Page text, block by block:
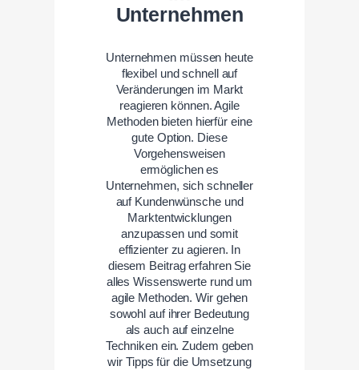
Unternehmen
Unternehmen müssen heute
flexibel und schnell auf
Veränderungen im Markt
reagieren können. Agile
Methoden bieten hierfür eine
gute Option. Diese
Vorgehensweisen
ermöglichen es
Unternehmen, sich schneller
auf Kundenwünsche und
Marktentwicklungen
anzupassen und somit
effizienter zu agieren. In
diesem Beitrag erfahren Sie
alles Wissenswerte rund um
agile Methoden. Wir gehen
sowohl auf ihrer Bedeutung
als auch auf einzelne
Techniken ein. Zudem geben
wir Tipps für die Umsetzung